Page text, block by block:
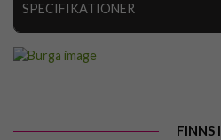
SPECIFIKATIONER
FINNS I